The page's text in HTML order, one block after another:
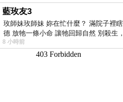
藍玫友3
玫師妹玫師妹 妳在忙什麼？ 滿院子裡
德 放牠一條小命 讓牠回歸自然 別殺生
8 小時前